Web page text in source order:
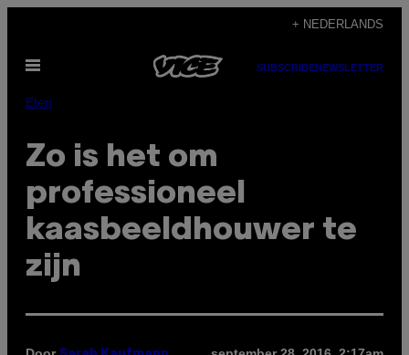
de
inhoud
+ NEDERLANDS
Open
SUBSCRIBENEWSLETTER
Eten
Zo is het om
professioneel
kaasbeeldhouwer te
zijn